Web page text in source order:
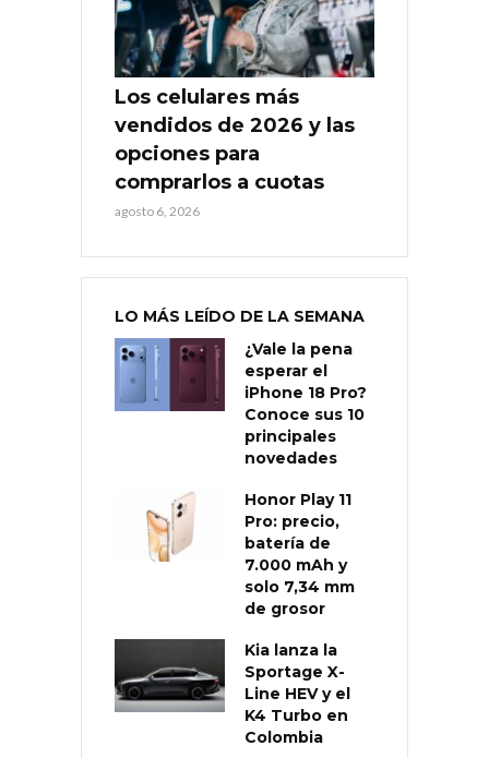
Los celulares más
vendidos de 2026 y las
opciones para
comprarlos a cuotas
agosto 6, 2026
LO MÁS LEÍDO DE LA SEMANA
¿Vale la pena
esperar el
iPhone 18 Pro?
Conoce sus 10
principales
novedades
Honor Play 11
Pro: precio,
batería de
7.000 mAh y
solo 7,34 mm
de grosor
Kia lanza la
Sportage X-
Line HEV y el
K4 Turbo en
Colombia